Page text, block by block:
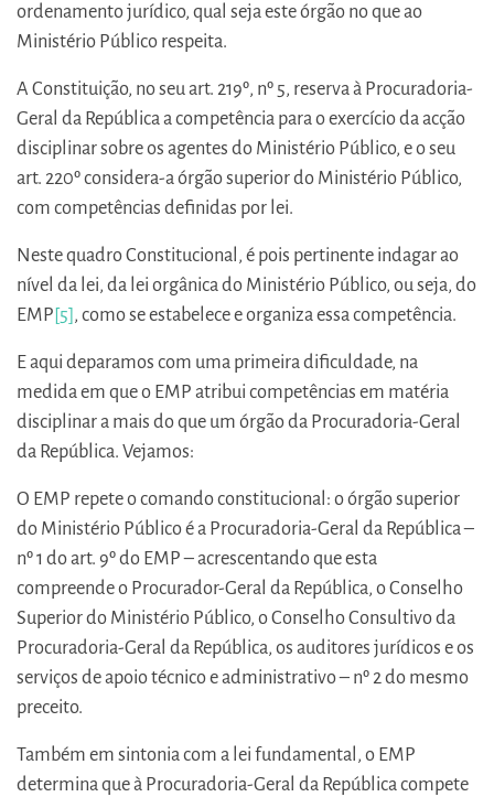
ordenamento jurídico, qual seja este órgão no que ao
Ministério Público respeita.
A Constituição, no seu art. 219º, nº 5, reserva à Procuradoria-
Geral da República a competência para o exercício da acção
disciplinar sobre os agentes do Ministério Público, e o seu
art. 220º considera-a órgão superior do Ministério Público,
com competências definidas por lei.
Neste quadro Constitucional, é pois pertinente indagar ao
nível da lei, da lei orgânica do Ministério Público, ou seja, do
EMP [5], como se estabelece e organiza essa competência.
E aqui deparamos com uma primeira dificuldade, na
medida em que o EMP atribui competências em matéria
disciplinar a mais do que um órgão da Procuradoria-Geral
da República. Vejamos:
O EMP repete o comando constitucional: o órgão superior
do Ministério Público é a Procuradoria-Geral da República –
nº 1 do art. 9º do EMP – acrescentando que esta
compreende o Procurador-Geral da República, o Conselho
Superior do Ministério Público, o Conselho Consultivo da
Procuradoria-Geral da República, os auditores jurídicos e os
serviços de apoio técnico e administrativo – nº 2 do mesmo
preceito.
Também em sintonia com a lei fundamental, o EMP
determina que à Procuradoria-Geral da República compete